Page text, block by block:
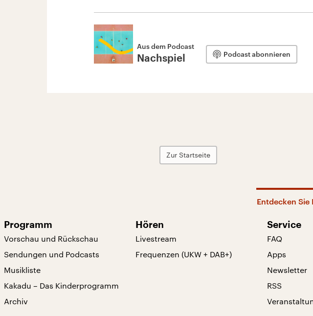
Aus dem Podcast
Nachspiel Podcast abonnieren
Zur Startseite
Entdecken
Programm
Vorschau und Rückschau
Sendungen und Podcasts
Musikliste
Kakadu – Das Kinderprogramm
Archiv
Hören
Livestream
Frequenzen (UKW + DAB+)
Service
FAQ
Apps
Newsletter
RSS